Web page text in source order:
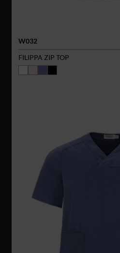
W032
FILIPPA ZIP TOP